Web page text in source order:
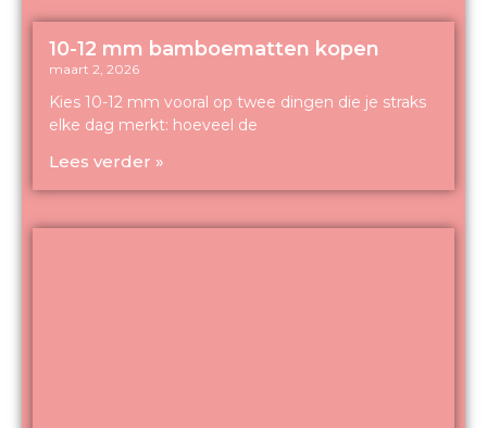
10-12 mm bamboematten kopen
maart 2, 2026
Kies 10-12 mm vooral op twee dingen die je straks
elke dag merkt: hoeveel de
Lees verder »